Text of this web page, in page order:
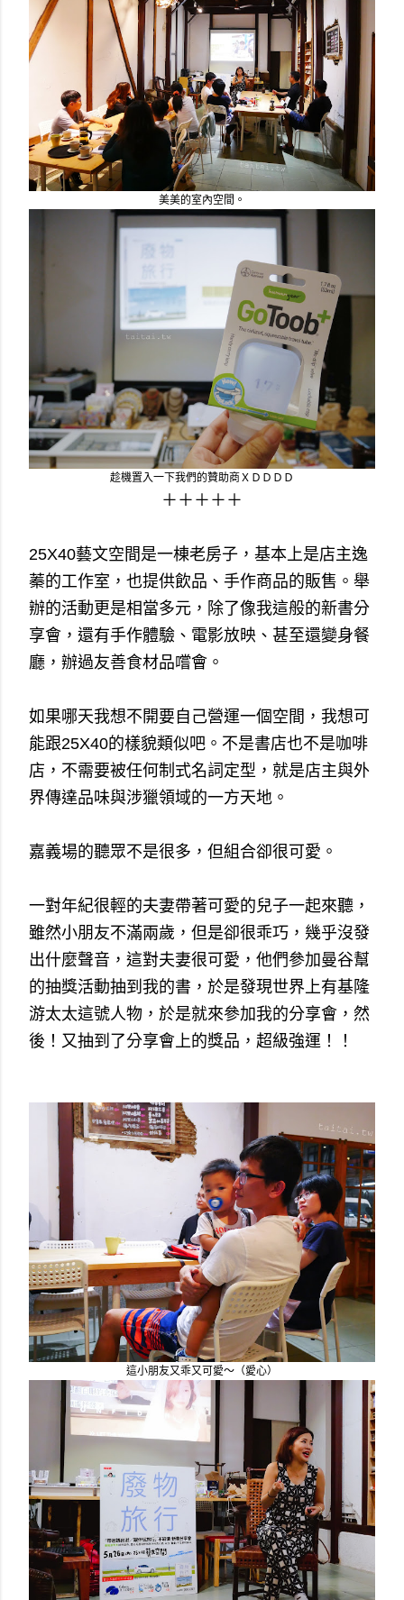
美美的室內空間。
趁機置入一下我們的贊助商ＸＤＤＤＤ
＋＋＋＋＋
25X40藝文空間是一棟老房子，基本上是店主逸
蓁的工作室，也提供飲品、手作商品的販售。舉
辦的活動更是相當多元，除了像我這般的新書分
享會，還有手作體驗、電影放映、甚至還變身餐
廳，辦過友善食材品嚐會。
如果哪天我想不開要自己營運一個空間，我想可
能跟25X40的樣貌類似吧。不是書店也不是咖啡
店，不需要被任何制式名詞定型，就是店主與外
界傳達品味與涉獵領域的一方天地。
嘉義場的聽眾不是很多，但組合卻很可愛。
一對年紀很輕的夫妻帶著可愛的兒子一起來聽，
雖然小朋友不滿兩歲，但是卻很乖巧，幾乎沒發
出什麼聲音，這對夫妻很可愛，他們參加曼谷幫
的抽獎活動抽到我的書，於是發現世界上有基隆
游太太這號人物，於是就來參加我的分享會，然
後！又抽到了分享會上的獎品，超級強運！！
這小朋友又乖又可愛～（愛心）